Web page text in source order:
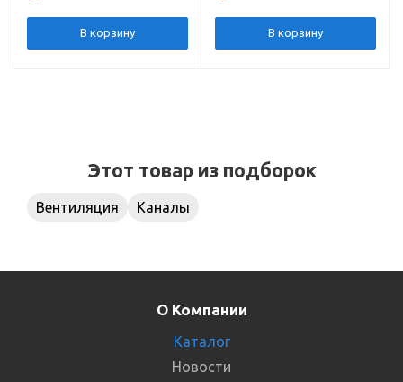
В корзину В корзину
Этот товар из подборок
Вентиляция Каналы
О Компании
Каталог
Новости